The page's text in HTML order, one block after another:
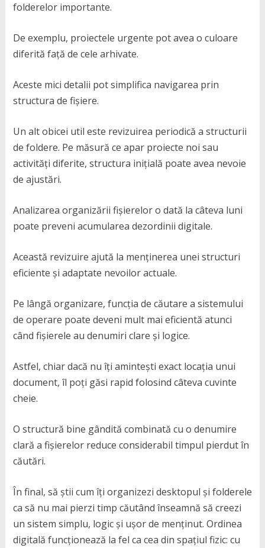
folderelor importante.
De exemplu, proiectele urgente pot avea o culoare
diferită față de cele arhivate.
Aceste mici detalii pot simplifica navigarea prin
structura de fișiere.
Un alt obicei util este revizuirea periodică a structurii
de foldere. Pe măsură ce apar proiecte noi sau
activități diferite, structura inițială poate avea nevoie
de ajustări.
Analizarea organizării fișierelor o dată la câteva luni
poate preveni acumularea dezordinii digitale.
Această revizuire ajută la menținerea unei structuri
eficiente și adaptate nevoilor actuale.
Pe lângă organizare, funcția de căutare a sistemului
de operare poate deveni mult mai eficientă atunci
când fișierele au denumiri clare și logice.
Astfel, chiar dacă nu îți amintești exact locația unui
document, îl poți găsi rapid folosind câteva cuvinte
cheie.
O structură bine gândită combinată cu o denumire
clară a fișierelor reduce considerabil timpul pierdut în
căutări.
În final, să știi cum îți organizezi desktopul și folderele
ca să nu mai pierzi timp căutând înseamnă să creezi
un sistem simplu, logic și ușor de menținut. Ordinea
digitală funcționează la fel ca cea din spațiul fizic: cu